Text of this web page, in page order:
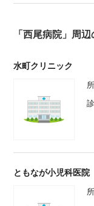
「西尾病院」周
水町クリニック
ともなが小児科医院